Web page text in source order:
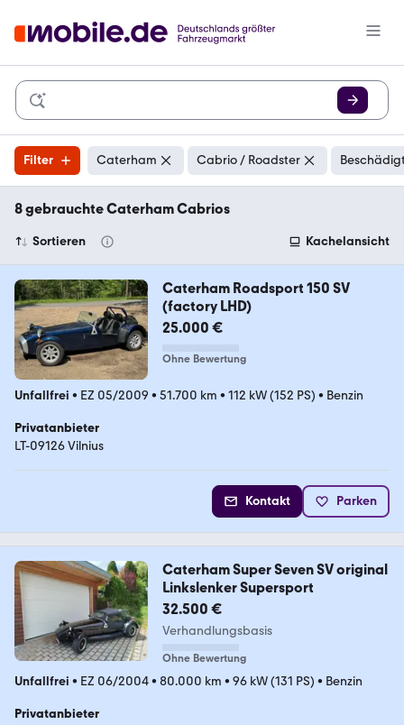
Filter Caterham Cabrio / Roadster
8 gebrauchte Caterham Cabrios
Sortieren Kachelansicht
Caterham Roadsport 150 SV
(factory LHD)
25.000 €
Ohne Bewertung
Unfallfrei • EZ 05/2009 • 51.700 km • 112 kW (152 PS) • Benzin
Privatanbieter
LT-09126 Vilnius
Kontakt Parken
Caterham Super Seven SV original
Linkslenker Supersport
32.500 €
Verhandlungsbasis
Ohne Bewertung
Unfallfrei • EZ 06/2004• 80.000 km • 96 kW (131 PS) • Benzin
Privatanbieter